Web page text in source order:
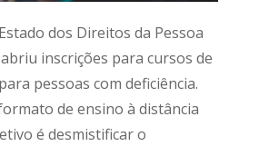
dos Direitos da Pessoa
inscrições para cursos de
pessoas com deficiência.
de ensino à distância
é desmistificar o